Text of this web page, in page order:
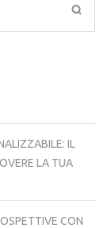
IL
LA TUA
CON